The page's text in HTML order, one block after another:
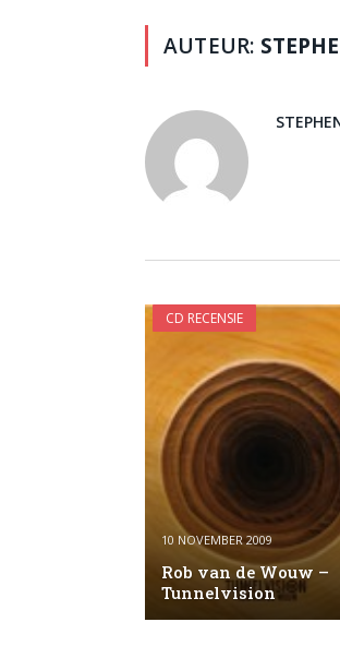
AUTEUR:
CD RECENSIE
10 NOVEMBER 2009
Rob van de Wouw –
Tunnelvision